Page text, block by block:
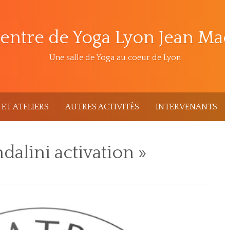
de Yoga Lyon Jean
Une salle de Yoga au coeur de Lyon
ATELIERS AUTRES ACTIVITÉS INTERVENANTS
activation »